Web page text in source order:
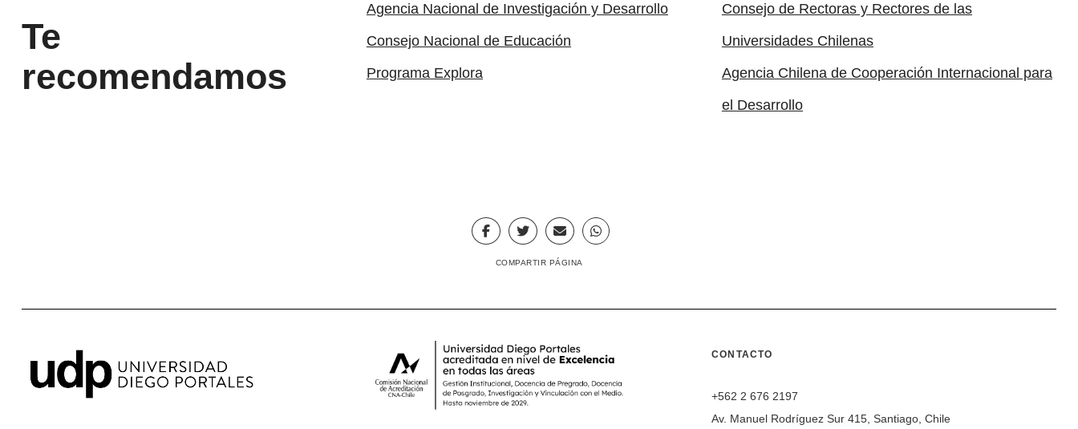
Te
recomendamos
Agencia Nacional de Investigación y Desarrollo
Consejo Nacional de Educación
Programa Explora
Consejo de Rectoras y Rectores de las
Universidades Chilenas
Agencia Chilena de Cooperación Internacional para
el Desarrollo
COMPARTIR PÁGINA
CONTACTO
+562 2 676 2197
Av. Manuel Rodríguez Sur 415, Santiago, Chile